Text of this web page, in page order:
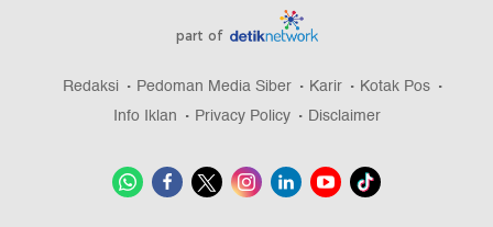
part of
Redaksi Pedoman Media Siber Karir
Kotak Pos
Info Iklan
Privacy Policy Disclaimer